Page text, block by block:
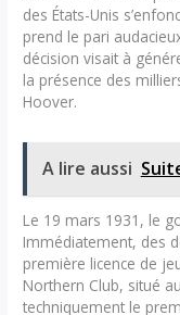
des États-Unis
prend le pari
décision visait à
la présence des
Hoover.
A lire aussi
Le 19 mars 1931, le
Immédiatement, des
première licence de
Northern Club, situé
techniquement le